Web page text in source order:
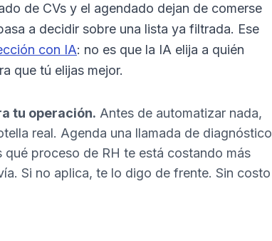
de CVs y el agendado dejan de comerse
a decidir sobre una lista ya filtrada. Ese
con IA: no es que la IA elija a quién
que tú elijas mejor.
tu operación. Antes de automatizar nada,
real. Agenda una llamada de diagnóstico
qué proceso de RH te está costando más
Si no aplica, te lo digo de frente. Sin costo